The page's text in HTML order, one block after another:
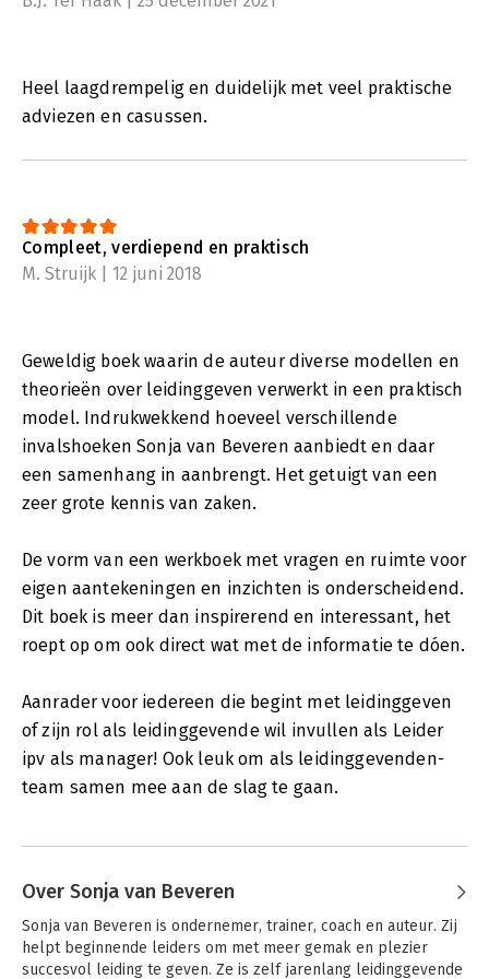
Heel laagdrempelig en duidelijk met veel praktische
adviezen en casussen.
Compleet, verdiepend en praktisch
M. Struijk | 12 juni 2018
Geweldig boek waarin de auteur diverse modellen en
theorieën over leidinggeven verwerkt in een praktisch
model. Indrukwekkend hoeveel verschillende
invalshoeken Sonja van Beveren aanbiedt en daar
een samenhang in aanbrengt. Het getuigt van een
zeer grote kennis van zaken.
De vorm van een werkboek met vragen en ruimte voor
eigen aantekeningen en inzichten is onderscheidend.
Dit boek is meer dan inspirerend en interessant, het
roept op om ook direct wat met de informatie te dóen.
Aanrader voor iedereen die begint met leidinggeven
of zijn rol als leidinggevende wil invullen als Leider
ipv als manager! Ook leuk om als leidinggevenden-
team samen mee aan de slag te gaan.
Over Sonja van Beveren
Sonja van Beveren is ondernemer, trainer, coach en auteur. Zij
helpt beginnende leiders om met meer gemak en plezier
succesvol leiding te geven. Ze is zelf jarenlang leidinggevende